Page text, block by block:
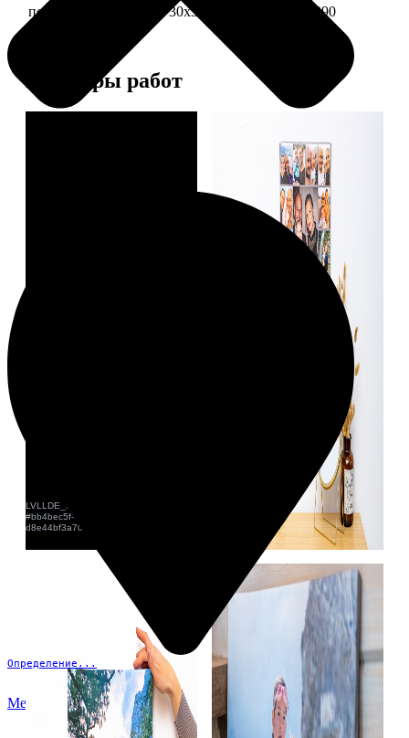
Определение...
Меню
печать фото на холсте 30х30 в раме
4990
Примеры работ